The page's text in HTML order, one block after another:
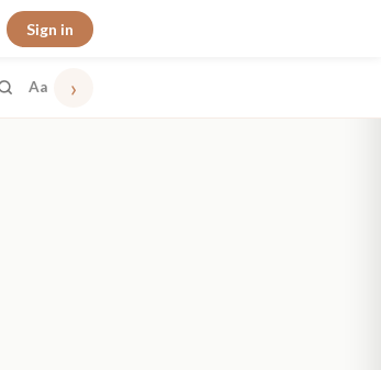
Sign in
Aa ›